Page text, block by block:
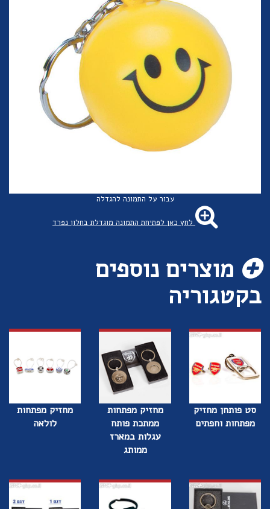
עבור על התמונה להגדלה
לחץ כאן לפתיחת התמונה מוגדלת בחלון נפרד
מוצרים נוספים
בקטגוריה
סט פותחן מחזיק
מפתחות וחפתים
מחזיק מפתחות
ממתכת פותח
עגלות במארז
ממותג
מחזיק מפתחות
לולאה